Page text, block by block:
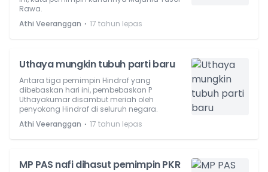
Rawa.
Athi Veeranggan ⋅ 17 tahun lepas
Uthaya mungkin tubuh parti baru
Antara tiga pemimpin Hindraf yang
dibebaskan hari ini, pembebaskan P
Uthayakumar disambut meriah oleh
penyokong Hindraf di seluruh negara.
Athi Veeranggan ⋅ 17 tahun lepas
MP PAS nafi dihasut pemimpin PKR